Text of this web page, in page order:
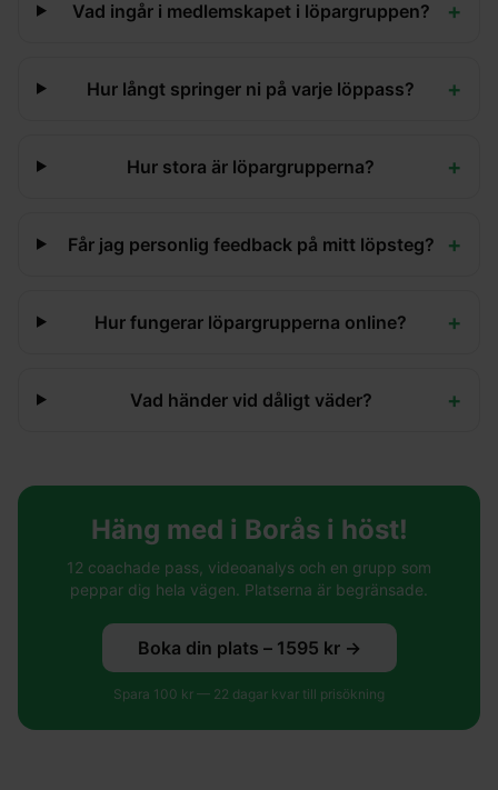
Vad ingår i medlemskapet i löpargruppen? +
Hur långt springer ni på varje löppass? +
Hur stora är löpargrupperna? +
Får jag personlig feedback på mitt löpsteg? +
Hur fungerar löpargrupperna online? +
Vad händer vid dåligt väder? +
Häng med i Borås i höst!
12 coachade pass, videoanalys och en grupp som
peppar dig hela vägen. Platserna är begränsade.
Boka din plats – 1595 kr →
Spara 100 kr — 22 dagar kvar till prisökning